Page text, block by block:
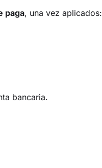
paga, una vez aplicados:
bancaria.